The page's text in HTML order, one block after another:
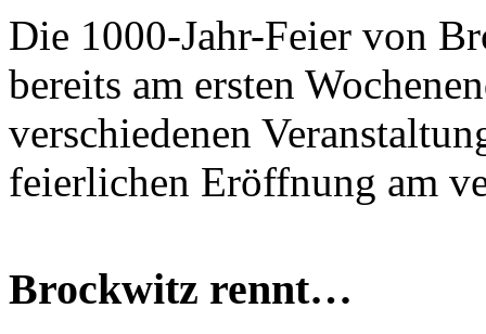
Die 1000-Jahr-Feier von
bereits am ersten
verschiedenen
feierlichen Eröffnung am
Brockwitz rennt…